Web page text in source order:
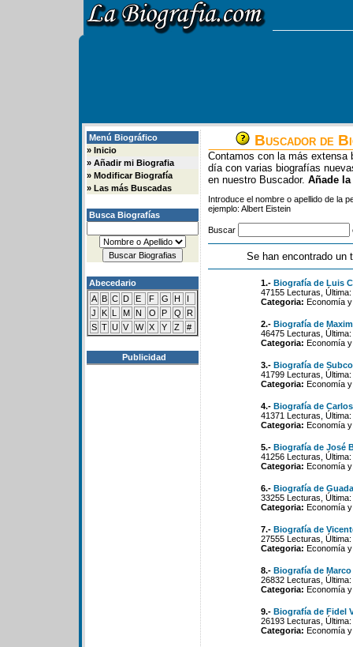
Menú Biográfico
» Inicio
» Añadir mi Biografia
» Modificar Biografía
» Las más Buscadas
Busca Biografías
Abecedario
A B C D E F G H
I
J
K L M N O P Q
R
S T U V W X Y Z #
Publicidad
Buscador de
Contamos con la más extensa
día con varias biografías
en nuestro Buscador. Añade
Introduce el nombre o apellido de la
ejemplo: Albert Eistein
Buscar
Se han encontrado un
1.- Biografía de Luis
47155 Lecturas,
Categoria: Economía
2.- Biografía de
46475 Lecturas,
Categoria: Economía
3.- Biografía de
41799 Lecturas,
Categoria: Economía
4.- Biografía de
41371 Lecturas,
Categoria: Economía
5.- Biografía de José
41256 Lecturas,
Categoria: Economía
6.- Biografía de
33255 Lecturas,
Categoria: Economía
7.- Biografía de
27555 Lecturas,
Categoria: Economía
8.- Biografía de Marco
26832 Lecturas,
Categoria: Economía
9.- Biografía de Fidel
26193 Lecturas,
Categoria: Economía